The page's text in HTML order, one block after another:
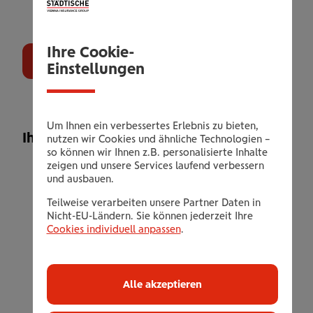
Jetzt Buchen
Ihr Leistungsangebot
2 Übernachtungen für 1 Person im
(nur Doppelbelegung möglich)
Inklusive Tiroler Verwöhnpension mit:
Uhr und am Sonntag: das besondere
Genussfrühstück. Täglich:
Langschläferfrühstück servieren wir bis 12
Ihre Cookie-
Einstellungen
Um Ihnen ein verbessertes Erlebnis zu bieten,
nutzen wir Cookies und ähnliche Technologien –
so können wir Ihnen z.B. personalisierte Inhalte
zeigen und unsere Services laufend verbessern
und ausbauen.
Teilweise verarbeiten unsere Partner Daten in
Nicht-EU-Ländern. Sie können jederzeit Ihre
Cookies individuell anpassen.
Alle akzeptieren